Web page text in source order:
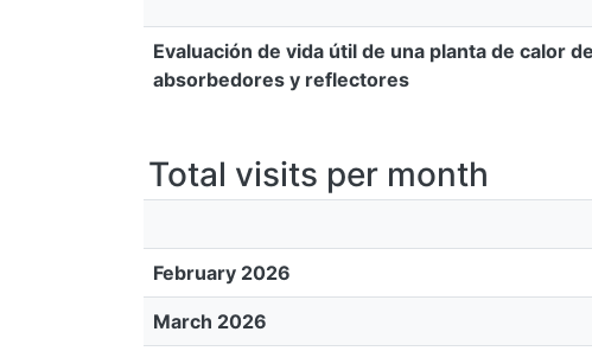
Evaluación de vida útil de una planta de calor
absorbedores y reflectores
Total visits per month
February 2026
March 2026